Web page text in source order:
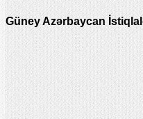
Güney Azərbaycan